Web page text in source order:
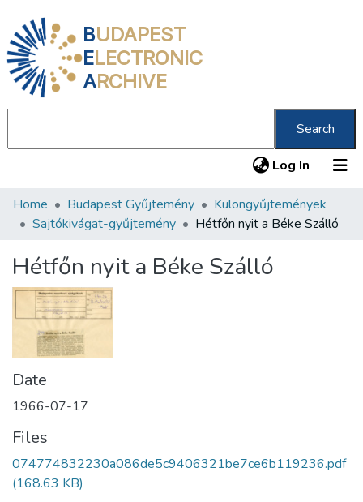
BUDAPEST
ELECTRONIC
ARCHIVE
Search
Log In (current)
Communities & Collections
Statistics
About us
Home Budapest Gyűjtemény
Különgyűjtemények
Sajtókivágat-gyűjtemény
Hétfőn nyit a Béke Szálló
Hétfőn nyit a Béke Szálló
Date
1966-07-17
Files
074774832230a086de5c9406321be7ce6b119236.pdf
(168.63 KB)